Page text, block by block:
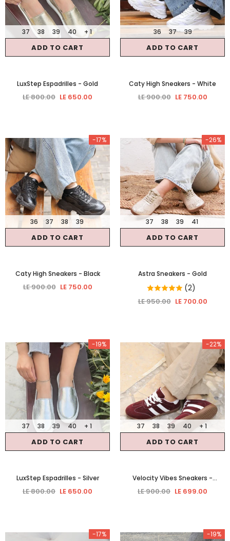
ADD TO CART
37 38 39 40 + 1
LuxStep Espadrilles - Gold
LE 800.00 LE 650.00
ADD TO CART
36 37 39
Caty High Sneakers - White
LE 900.00 LE 750.00
-17%
ADD TO CART
36 37 38 39
Caty High Sneakers - Black
LE 900.00 LE 750.00
-26%
ADD TO CART
37 38 39 41
Astra Sneakers - Gold
(2)
LE 950.00 LE 700.00
-19%
ADD TO CART
37 38 39 40 + 1
LuxStep Espadrilles - Silver
LE 800.00 LE 650.00
-22%
ADD TO CART
37 38 39 40 + 1
Velocity Vibes Sneakers -
Maroon
LE 900.00 LE 699.00
-17% -19%